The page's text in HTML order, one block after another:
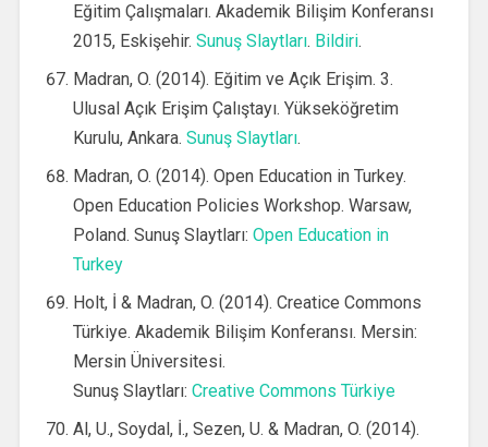
Eğitim Çalışmaları. Akademik Bilişim Konferansı
2015, Eskişehir. Sunuş Slaytları. Bildiri.
Madran, O. (2014). Eğitim ve Açık Erişim. 3.
Ulusal Açık Erişim Çalıştayı. Yükseköğretim
Kurulu, Ankara. Sunuş Slaytları.
Madran, O. (2014). Open Education in Turkey.
Open Education Policies Workshop. Warsaw,
Poland. Sunuş Slaytları: Open Education in
Turkey
Holt, İ & Madran, O. (2014). Creatice Commons
Türkiye. Akademik Bilişim Konferansı. Mersin:
Mersin Üniversitesi.
Sunuş Slaytları: Creative Commons Türkiye
Al, U., Soydal, İ., Sezen, U. & Madran, O. (2014).